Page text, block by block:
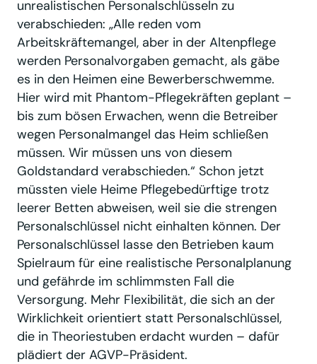
unrealistischen Personalschlüsseln zu
verabschieden: „Alle reden vom
Arbeitskräftemangel, aber in der Altenpflege
werden Personalvorgaben gemacht, als gäbe
es in den Heimen eine Bewerberschwemme.
Hier wird mit Phantom-Pflegekräften geplant –
bis zum bösen Erwachen, wenn die Betreiber
wegen Personalmangel das Heim schließen
müssen. Wir müssen uns von diesem
Goldstandard verabschieden.“ Schon jetzt
müssten viele Heime Pflegebedürftige trotz
leerer Betten abweisen, weil sie die strengen
Personalschlüssel nicht einhalten können. Der
Personalschlüssel lasse den Betrieben kaum
Spielraum für eine realistische Personalplanung
und gefährde im schlimmsten Fall die
Versorgung. Mehr Flexibilität, die sich an der
Wirklichkeit orientiert statt Personalschlüssel,
die in Theoriestuben erdacht wurden – dafür
plädiert der AGVP-Präsident.